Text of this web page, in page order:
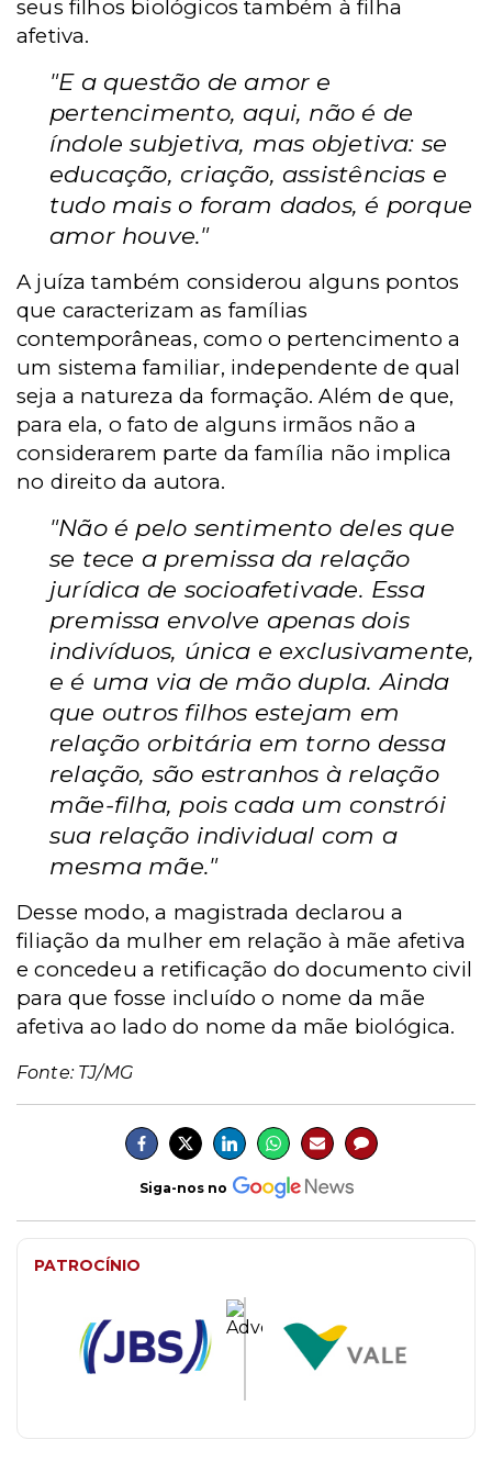
seus filhos biológicos também à filha
afetiva.
"E a questão de amor e
pertencimento, aqui, não é de
índole subjetiva, mas objetiva: se
educação, criação, assistências e
tudo mais o foram dados, é porque
amor houve."
A juíza também considerou alguns pontos
que caracterizam as famílias
contemporâneas, como o pertencimento a
um sistema familiar, independente de qual
seja a natureza da formação. Além de que,
para ela, o fato de alguns irmãos não a
considerarem parte da família não implica
no direito da autora.
"Não é pelo sentimento deles que
se tece a premissa da relação
jurídica de socioafetivade. Essa
premissa envolve apenas dois
indivíduos, única e exclusivamente,
e é uma via de mão dupla. Ainda
que outros filhos estejam em
relação orbitária em torno dessa
relação, são estranhos à relação
mãe-filha, pois cada um constrói
sua relação individual com a
mesma mãe."
Desse modo, a magistrada declarou a
filiação da mulher em relação à mãe afetiva
e concedeu a retificação do documento civil
para que fosse incluído o nome da mãe
afetiva ao lado do nome da mãe biológica.
Fonte: TJ/MG
Siga-nos no
PATROCÍNIO